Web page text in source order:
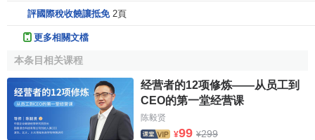
評國際稅收饒讓抵免 2頁
更多相關文檔
本条目相关课程
经营者的12项修炼——从员工到
CEO的第一堂经营课
陈毅贤
¥99 ¥299